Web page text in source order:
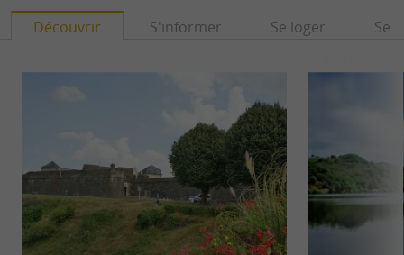
Découvrir S'informer Se loger Se